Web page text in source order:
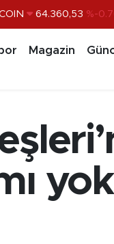
64.360,53 %-
BİST100 13.887
Magazin